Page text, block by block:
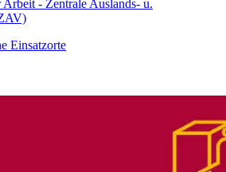
- Zentrale Auslands- u.
Einsatzorte